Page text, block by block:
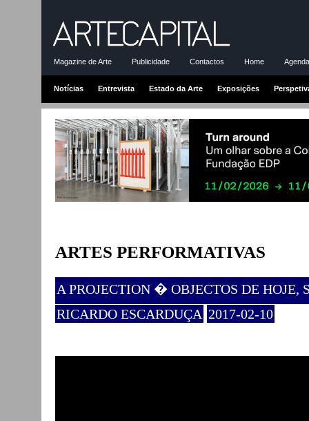
Magazine de Arte Publicidade Contactos Home
Notícias Entrevista Estado da Arte Exposições
ARTES PERFORMATIVAS
A PROJECTION � OBJECTOS DE
RICARDO ESCARDUÇA 2017-02-10